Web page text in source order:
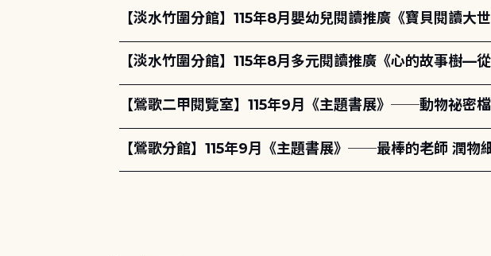
【淡水竹圍分館】115年8月嬰幼兒閱讀推廣《寶貝閱讀
【淡水竹圍分館】115年8月多元閱讀推廣《心的故事樹—
【鶯歌二甲閱覽室】115年9月《主題書展》──動物祕密
【鶯歌分館】115年9月《主題書展》──最棒的老師 潤物